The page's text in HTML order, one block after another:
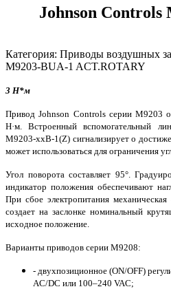
Johnson Controls
Категория: Приводы воздушных
M9203-BUA-1 ACT.ROTARY
3 Н*м
Привод Johnson Controls серии M9203
Н·м. Встроенный вспомогательный
M9203-xxB-1(Z) сигнализирует о
может использоваться для ограничения
Угол поворота составляет 95°.
индикатор положения обеспечивают
При сбое электропитания
создает на заслонке номинальный
исходное положение.
Варианты приводов серии М9208:
- двухпозиционное (ON/OFF)
AC/DC или 100–240 VAC;